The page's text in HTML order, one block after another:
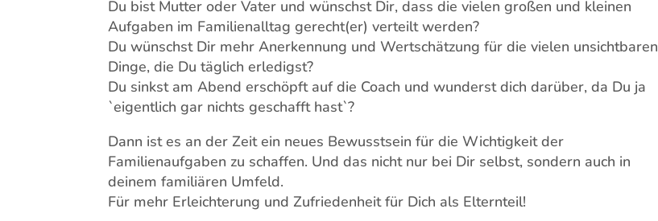
Du bist Mutter oder Vater und wünschst Dir, dass die vielen großen und kleinen
Aufgaben im Familienalltag gerecht(er) verteilt werden?
Du wünschst Dir mehr Anerkennung und Wertschätzung für die vielen unsichtbaren
Dinge, die Du täglich erledigst?
Du sinkst am Abend erschöpft auf die Coach und wunderst dich darüber, da Du ja
`eigentlich gar nichts geschafft hast`?
Dann ist es an der Zeit ein neues Bewusstsein für die Wichtigkeit der
Familienaufgaben zu schaffen. Und das nicht nur bei Dir selbst, sondern auch in
deinem familiären Umfeld.
Für mehr Erleichterung und Zufriedenheit für Dich als Elternteil!